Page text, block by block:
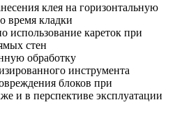
клея на горизонтальную
время кладки
использование кареток при
стен
обработку
инструмента
блоков при
и в перспективе эксплуатации